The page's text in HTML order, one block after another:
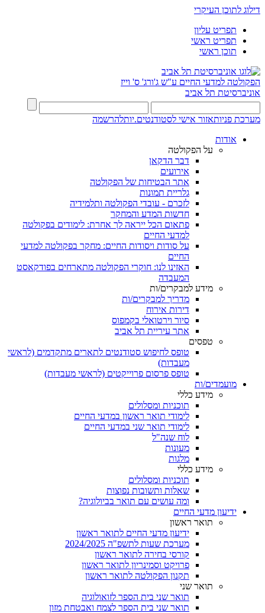
דילוג לתוכן העיקרי
תפריט עליון
תפריט ראשי
תוכן ראשי
הפקולטה למדעי החיים ע"ש ג'ורג' ס' וייז
אוניברסיטת תל אביב
מערכת פניותאזור אישי לסטודנטים.יותלהרשמה
אודות
על הפקולטה
דבר הדקאן
אירועים
אתר הבטיחות של הפקולטה
גלריית תמונות
לזכרם - עובדי הפקולטה ותלמידיה
חדשות המדע והמחקר
פתאום הכל ייראה לך אחרת: לימודים בפקולטה
למדעי החיים
על סודות ויסודות החיים: מחקר בפקולטה למדעי
החיים
האזינו לנו: חוקרי הפקולטה מתארחים בפודקאסט
המעבדה
מידע למבקרים/ות
מדריך למבקרים/ות
דירות אירוח
סיור וירטואלי בקמפוס
אתר עיריית תל אביב
טפסים
טופס לחיפוש סטודנטים לתארים מתקדמים (לראשי
מעבדות)
טופס פרסום פרוייקטים (לראשי מעבדות)
מועמדים/ות
מידע כללי
תוכניות ומסלולים
לימודי תואר ראשון במדעי החיים
לימודי תואר שני במדעי החיים
לוח שנה"ל
מעונות
מלגות
מידע כללי
תוכניות ומסלולים
שאלות ותשובות נפוצות
ומה עושים עם תואר בביולוגיה?
ידיעון מדעי החיים
תואר ראשון
ידיעון מדעי החיים לתואר ראשון
מערכת שעות לתשפ"ה 2024/2025
קורסי בחירה לתואר ראשון
פרויקט וסמינריון לתואר ראשון
תקנון הפקולטה לתואר ראשון
תואר שני
תואר שני בית הספר לזואולוגיה
תואר שני בית הספר לצמח ואבטחת מזון